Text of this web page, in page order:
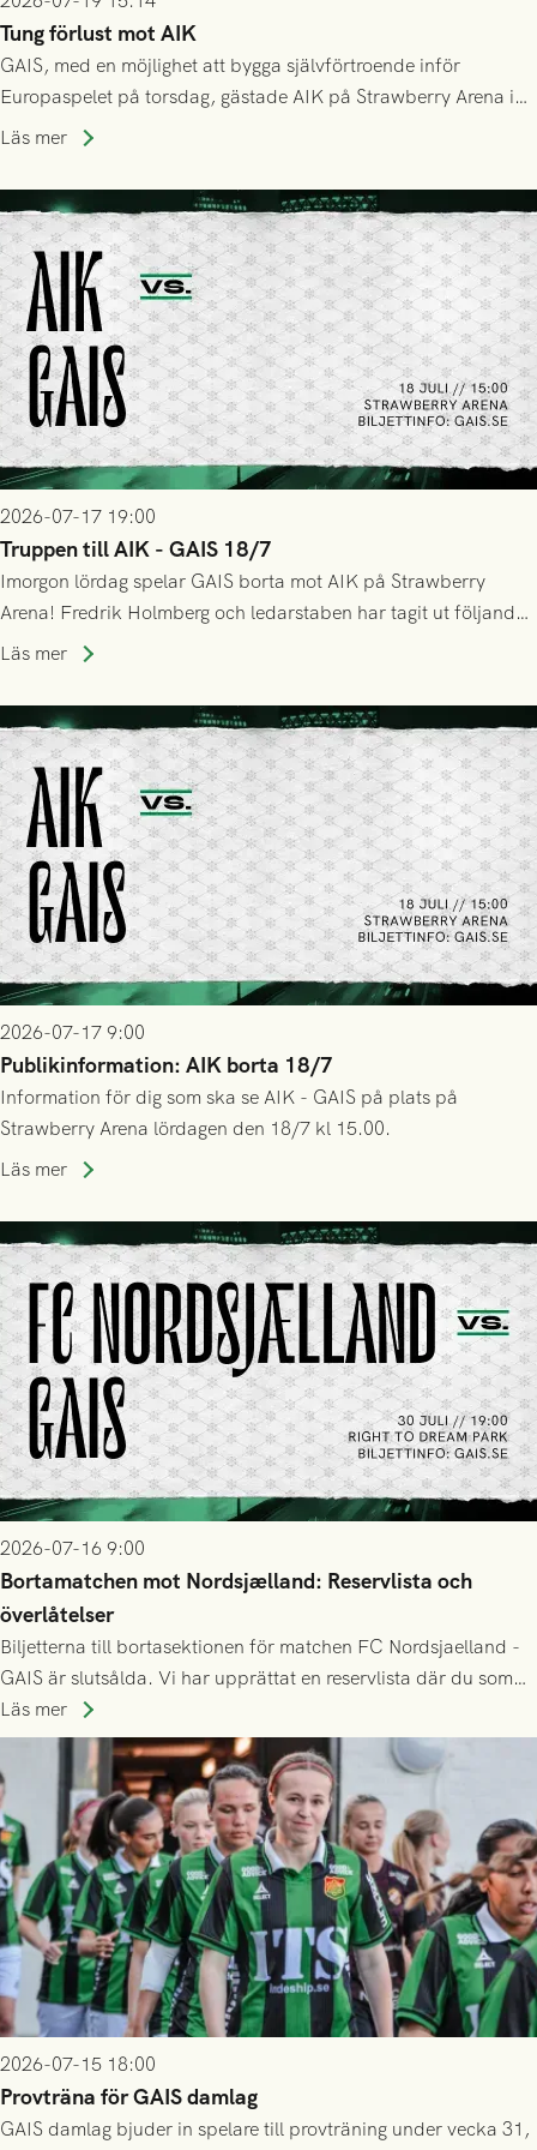
Tung förlust mot AIK
GAIS, med en möjlighet att bygga självförtroende inför
Europaspelet på torsdag, gästade AIK på Strawberry Arena i
Stockholm . Men trots konstant hotande i första halvlek av
lyckades få in 2-0.
Läs mer
2026-07-17 19:00
Truppen till AIK - GAIS 18/7
Imorgon lördag spelar GAIS borta mot AIK på Strawberry
Arena! Fredrik Holmberg och ledarstaben har tagit ut följande
trupp till matchen:
Läs mer
2026-07-17 9:00
Publikinformation: AIK borta 18/7
Information för dig som ska se AIK - GAIS på plats på
Strawberry Arena lördagen den 18/7 kl 15.00.
Läs mer
2026-07-16 9:00
Bortamatchen mot Nordsjælland: Reservlista och
överlåtelser
Biljetterna till bortasektionen för matchen FC Nordsjaelland -
GAIS är slutsålda. Vi har upprättat en reservlista där du som
ännu inte har någon biljett kan anmäla ditt intresse. Du kan
inte själv överlåta din biljett till någon annan.
Läs mer
2026-07-15 18:00
Provträna för GAIS damlag
GAIS damlag bjuder in spelare till provträning under vecka 31,